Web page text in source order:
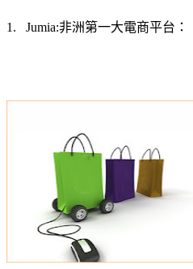
1. Jumia:非洲第一大電商平台：